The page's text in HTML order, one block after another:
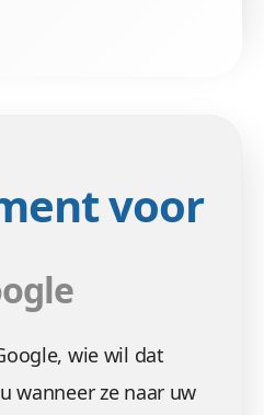
voor
wie wil dat
wanneer ze naar uw